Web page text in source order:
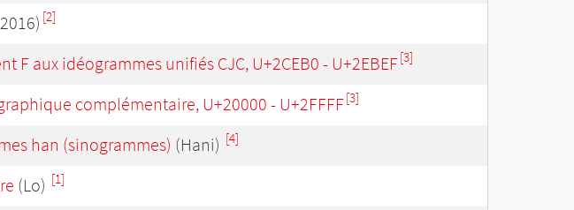
[2]
F aux idéogrammes unifiés CJC, U+2CEB0 - U+2EBEF[3]
complémentaire, U+20000 - U+2FFFF[3]
han (sinogrammes) (Hani) [4]
(Lo) [1]